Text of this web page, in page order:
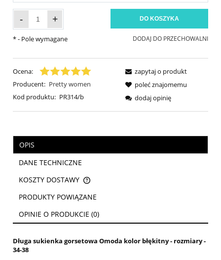
- + DO KOSZYKA
DODAJ DO PRZECHOWALNI
*- Pole wymagane
Ocena:
Producent: Pretty women
Kod produktu: PR314/b
zapytaj o produkt
poleć znajomemu
dodaj opinię
OPIS
DANE TECHNICZNE
KOSZTY DOSTAWY
CENA NIE ZAWIERA EWENTUALNYCH KOSZTÓW PŁATNOŚCI
PRODUKTY POWIĄZANE
OPINIE O PRODUKCIE (0)
Długa sukienka gorsetowa Omoda kolor błękitny - rozmiary -
34-38